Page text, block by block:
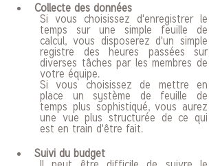
Collecte des données
Si vous choisissez d'enregistrer le
temps sur une simple feuille de
calcul, vous disposerez d'un simple
registre des heures passées sur
diverses tâches par les membres de
votre équipe.
Si vous choisissez de mettre en
place un système de feuille de
temps plus sophistiqué, vous aurez
une vue plus structurée de ce qui
est en train d'être fait.
Suivi du budget